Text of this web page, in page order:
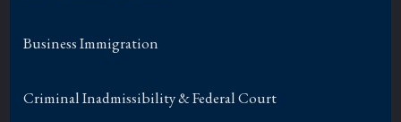
Business Immigration
Criminal Inadmissibility & Federal Court